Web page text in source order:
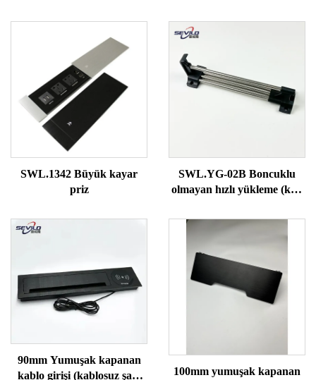
SWL.1342 Büyük kayar
priz
SWL.YG-02B Boncuklu
olmayan hızlı yükleme (katı
90mm Yumuşak kapanan
kablo girişi (kablosuz şarj
100mm yumuşak kapanan